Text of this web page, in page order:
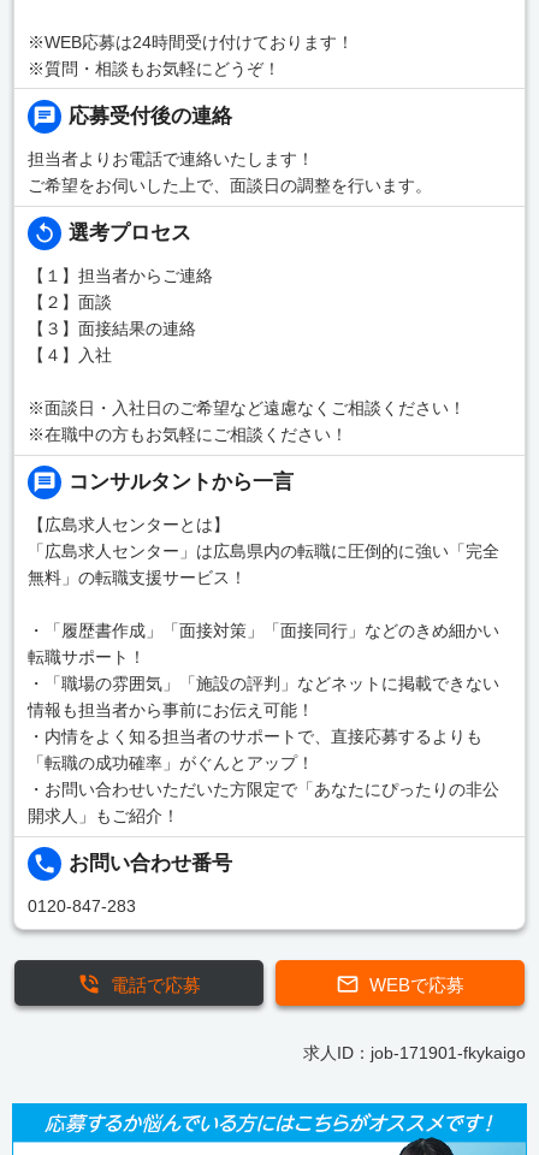
※WEB応募は24時間受け付けております！
※質問・相談もお気軽にどうぞ！
応募受付後の連絡
担当者よりお電話で連絡いたします！
ご希望をお伺いした上で、面談日の調整を行います。
選考プロセス
【１】担当者からご連絡
【２】面談
【３】面接結果の連絡
【４】入社
※面談日・入社日のご希望など遠慮なくご相談ください！
※在職中の方もお気軽にご相談ください！
コンサルタントから一言
【広島求人センターとは】
「広島求人センター」は広島県内の転職に圧倒的に強い「完全
無料」の転職支援サービス！
・「履歴書作成」「面接対策」「面接同行」などのきめ細かい
転職サポート！
・「職場の雰囲気」「施設の評判」などネットに掲載できない
情報も担当者から事前にお伝え可能！
・内情をよく知る担当者のサポートで、直接応募するよりも
「転職の成功確率」がぐんとアップ！
・お問い合わせいただいた方限定で「あなたにぴったりの非公
開求人」もご紹介！
お問い合わせ番号
0120-847-283
WEBで応募
電話で応募
求人ID：job-171901-fkykaigo